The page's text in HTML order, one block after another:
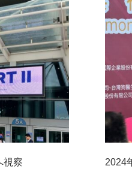
視察 2024